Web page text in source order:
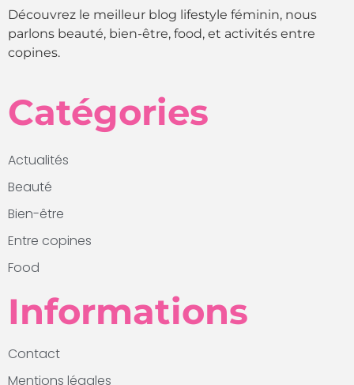
Découvrez le meilleur blog lifestyle féminin, nous
parlons beauté, bien-être, food, et activités entre
copines.
Catégories
Actualités
Beauté
Bien-être
Entre copines
Food
Informations
Contact
Mentions légales